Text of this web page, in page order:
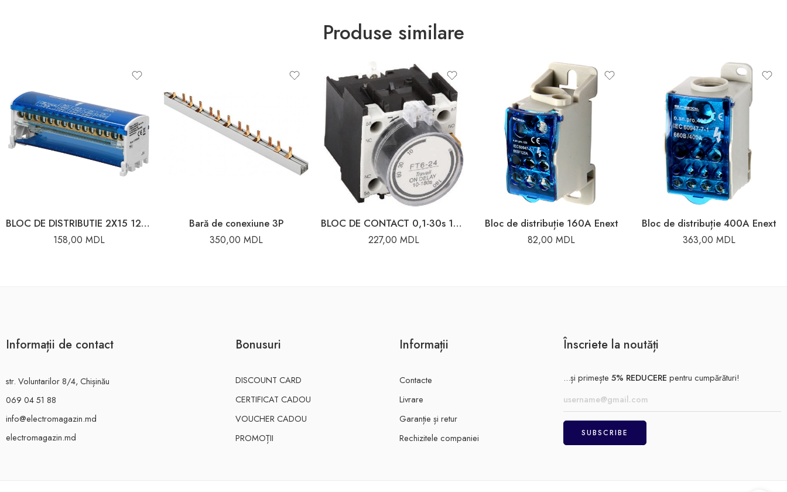
Produse similare
BLOC DE DISTRIBUTIE 2X15 125A L+PEN
158,00 MDL
Bară de conexiune 3P
350,00 MDL
BLOC DE CONTACT 0,1-30s 10A 660V HIMEL
227,00 MDL
Bloc de distribuție 160A Enext
82,00 MDL
Bloc de distribuție 400A Enext
363,00 MDL
Informații de contact
str. Voluntarilor 8/4, Chișinău
069 04 51 88
info@electromagazin.md
electromagazin.md
Bonusuri
DISCOUNT CARD
CERTIFICAT CADOU
VOUCHER CADOU
PROMOȚII
Informații
Contacte
Livrare
Garanție și retur
Rechizitele companiei
Înscriete la noutăți
...și primește 5% REDUCERE pentru cumpărături!